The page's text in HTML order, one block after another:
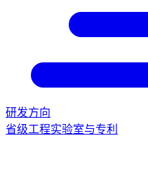
研发方向
省级工程实验室与专利